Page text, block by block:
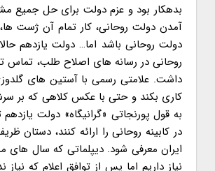
داشت. علامتی رسمی با آستین های
کاری بکند و حتی با عکس کلاهی که بر
به قول پورنجاتی «گرانیگاه» دولت
در کابینه روحانی را ارائه کنند، دستان
نیاز داریم اما پس از توافق اعلام که